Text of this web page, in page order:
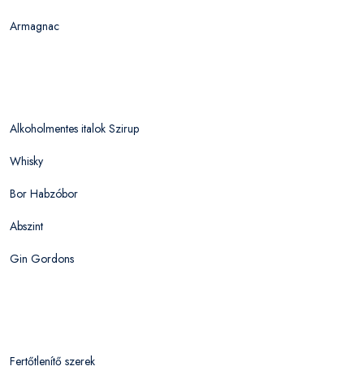
Armagnac
Alkoholmentes italok Szirup
Whisky
Bor Habzóbor
Abszint
Gin Gordons
Fertőtlenítő szerek